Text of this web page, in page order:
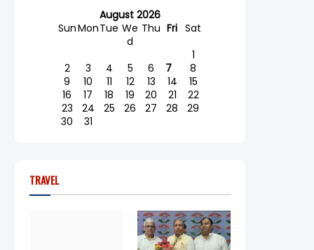
August 2026
SunMonTue We
d
Thu Fri Sat
1
2
3 4 5 6 7
8
9
10 11 12 13 14
15
16
17 18 19 20 21
22
23
24 25 26 27 28
29
30
31
TRAVEL